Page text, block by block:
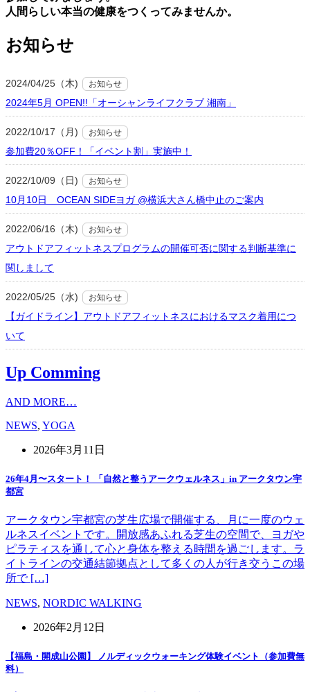
⼈間らしい本当の健康をつくってみませんか。
お知らせ
2024/04/25（木) お知らせ
2024年5月 OPEN!!「オーシャンライフクラブ 湘南」
2022/10/17（月) お知らせ
参加費20％OFF！「イベント割」実施中！
2022/10/09（日) お知らせ
10月10日 OCEAN SIDEヨガ @横浜大さん橋中止のご案内
2022/06/16（木) お知らせ
アウトドアフィットネスプログラムの開催可否に関する判断基準に
関しまして
2022/05/25（水) お知らせ
【ガイドライン】アウトドアフィットネスにおけるマスク着用につ
いて
Up Comming
AND MORE…
NEWS, YOGA
2026年3月11日
26年4月〜スタート！ 「自然と整うアークウェルネス」in アークタウン宇
都宮
アークタウン宇都宮の芝生広場で開催する、月に一度のウェ
ルネスイベントです。開放感あふれる芝生の空間で、ヨガや
ピラティスを通して心と身体を整える時間を過ごします。ラ
イトラインの交通結節拠点として多くの人が行き交うこの場
所で […]
NEWS, NORDIC WALKING
2026年2月12日
【福島・開成山公園】 ノルディックウォーキング体験イベント（参加費無
料）